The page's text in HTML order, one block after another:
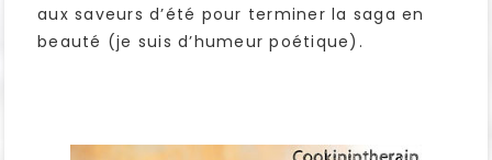
aux saveurs d’été pour terminer la saga en
beauté (je suis d’humeur poétique).